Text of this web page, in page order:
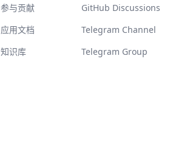
参与贡献
应用文档
知识库
GitHub Discussions
Telegram Channel
Telegram Group